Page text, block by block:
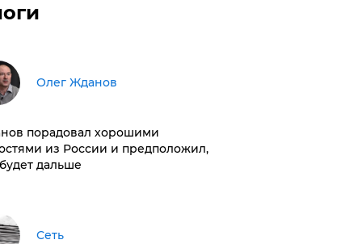
Олег Жданов
порадовал хорошими
из России и предположил,
дальше
Сеть